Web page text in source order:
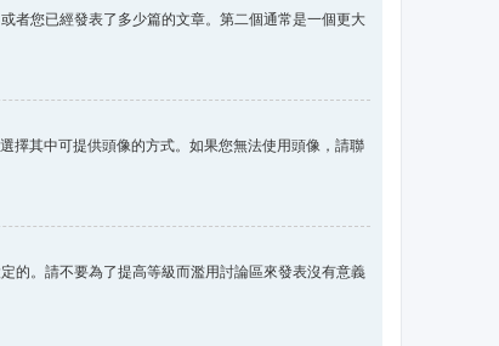
者您已經發表了多少篇的文章。第二個通常是一個更大
擇其中可提供頭像的方式。如果您無法使用頭像，請聯
的。請不要為了提高等級而濫用討論區來發表沒有意義